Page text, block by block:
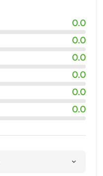
0.0
0.0
0.0
0.0
0.0
0.0